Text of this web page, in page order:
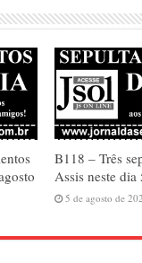
B118 – Três
Assis neste dia
5 de agosto de